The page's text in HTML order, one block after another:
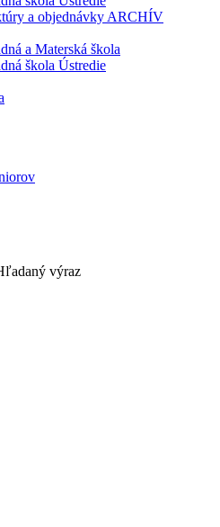
a objednávky ARCHÍV
a Materská škola
škola Ústredie
výraz